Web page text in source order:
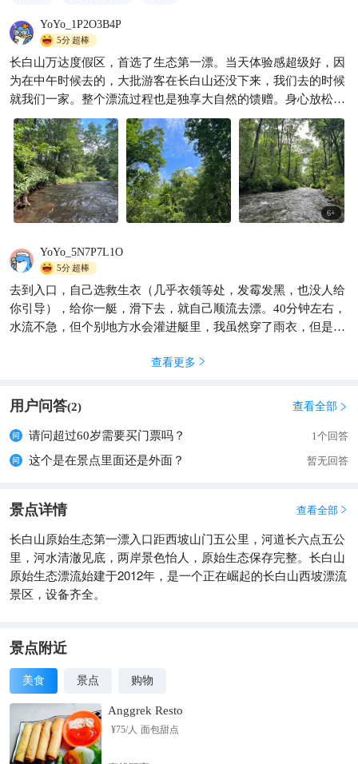
长白山秘境漂流｜泛舟天然画
廊 长白山西景区原始生态第一
漂，全程6.5公里，天池活水、
林海环绕。上午
若依爱旅游 5632
YoYo_1P2O3B4P
5分超棒
长白山万达度假区，首选了生态第一漂。当天体验感超级好，因
为在中午时候去的，大批游客在长白山还没下来，我们去的时候
就我们一家。整个漂流过程也是独享大自然的馈赠。身心放松，
美景尽收眼底。推荐！适合亲子
6+
YoYo_5N7P7L1O
5分超棒
去到入口，自己选救生衣（几乎衣领等处，发霉发黑，也没人给
你引导），给你一艇，滑下去，就自己顺流去漂。40分钟左右，
水流不急，但个别地方水会灌进艇里，我虽然穿了雨衣，但是裤
查看更多 
用户问答(2) 查看全部 
请问超过60岁需要买门票吗？ 1个回答
这个是在景点里面还是外面？ 暂无回答
景点详情 查看全部 
长白山原始生态第一漂入口距西坡山门五公里，河道长六点五公
里，河水清澈见底，两岸景色怡人，原始生态保存完整。长白山
原始生态漂流始建于2012年，是一个正在崛起的长白山西坡漂流
景区，设备齐全。
景点附近
美食 景点 购物
Anggrek Resto
¥75/人 面包甜点